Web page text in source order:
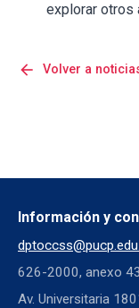
explorar otros
arrow_back Volver a
Información y
626-2000, anexo
Av. Universitaria